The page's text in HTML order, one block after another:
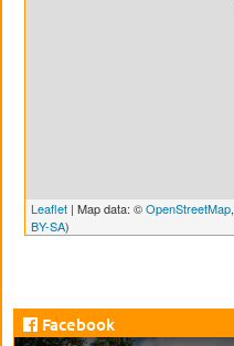
Leaflet | Map data: ©OpenStreetMap,
BY-SA)
Facebook